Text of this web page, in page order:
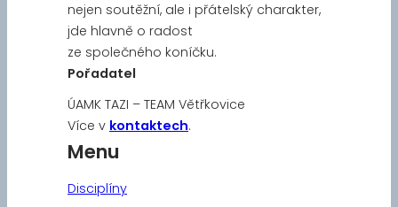
nejen soutěžní, ale i přátelský charakter,
jde hlavně o radost
ze společného koníčku.
Pořadatel
ÚAMK TAZI – TEAM Větřkovice
Více v kontaktech.
Menu
Disciplíny